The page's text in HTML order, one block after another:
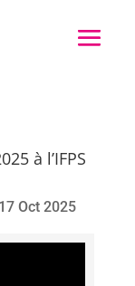
à l’IFPS
17 Oct 2025